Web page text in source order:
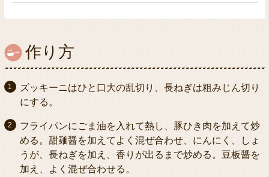
作り方
ズッキーニはひと口大の乱切り、長ねぎは粗みじん切り
にする。
フライパンにごま油を入れて熱し、豚ひき肉を加えて炒
める。甜麺醤を加えてよく混ぜ合わせ、にんにく、しょ
うが、長ねぎを加え、香りが出るまで炒める。豆板醤を
加え、よく混ぜ合わせる。